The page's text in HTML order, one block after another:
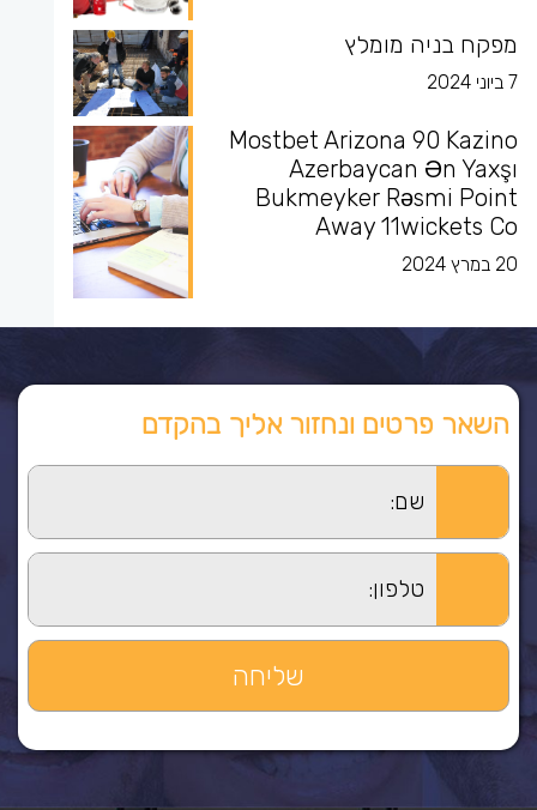
מפקח בניה מומלץ
7 ביוני 2024
Mostbet Arizona 90 Kazino
Azerbaycan Ən Yaxşı
Bukmeyker Rəsmi Point
Away 11wickets Co
20 במרץ 2024
השאר פרטים ונחזור אליך בהקדם